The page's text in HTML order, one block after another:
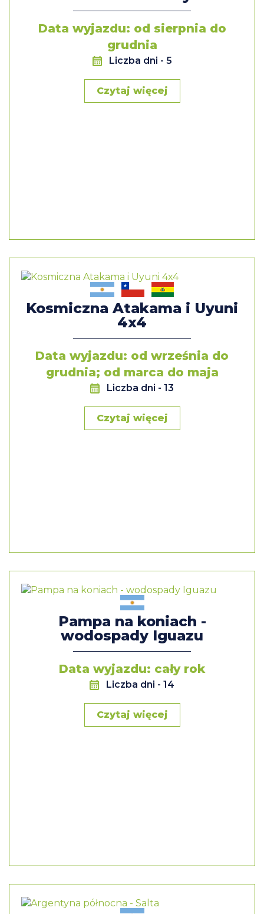
Data wyjazdu: od sierpnia do
grudnia
Liczba dni - 5
Czytaj więcej
Kosmiczna Atakama i Uyuni
4x4
Data wyjazdu: od września do
grudnia; od marca do maja
Liczba dni - 13
Czytaj więcej
Pampa na koniach -
wodospady Iguazu
Data wyjazdu: cały rok
Liczba dni - 14
Czytaj więcej